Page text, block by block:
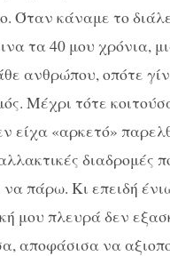
Όταν κάναμε το
τα 40 μου χρόνια,
ανθρώπου, οπότε
Μέχρι τότε
είχα «αρκετό»
διαδρομές
πάρω. Κι επειδή
μου πλευρά δεν
αποφάσισα να